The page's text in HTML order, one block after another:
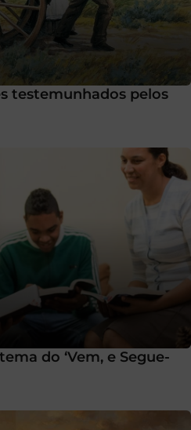
testemunhados pelos
do ‘Vem, e Segue-